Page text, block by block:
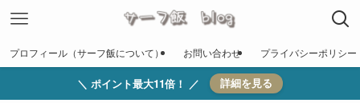
プロフィール（サーフ飯について） お問い合わせ プライバシーポリシー
＼ ポイント最大11倍！ ／ 詳細を見る